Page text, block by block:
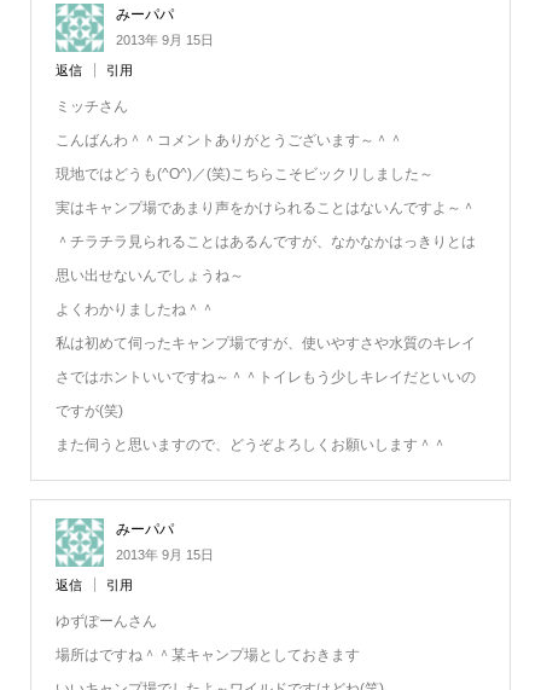
みーパパ
2013年 9月 15日
返信 引用
ミッチさん
こんばんわ＾＾コメントありがとうございます～＾＾
現地ではどうも(^O^)／(笑)こちらこそビックリしました～
実はキャンプ場であまり声をかけられることはないんですよ～＾
＾チラチラ見られることはあるんですが、なかなかはっきりとは
思い出せないんでしょうね～
よくわかりましたね＾＾
私は初めて伺ったキャンプ場ですが、使いやすさや水質のキレイ
さではホントいいですね～＾＾トイレもう少しキレイだといいの
ですが(笑)
また伺うと思いますので、どうぞよろしくお願いします＾＾
みーパパ
2013年 9月 15日
返信 引用
ゆずぽーんさん
場所はですね＾＾某キャンプ場としておきます